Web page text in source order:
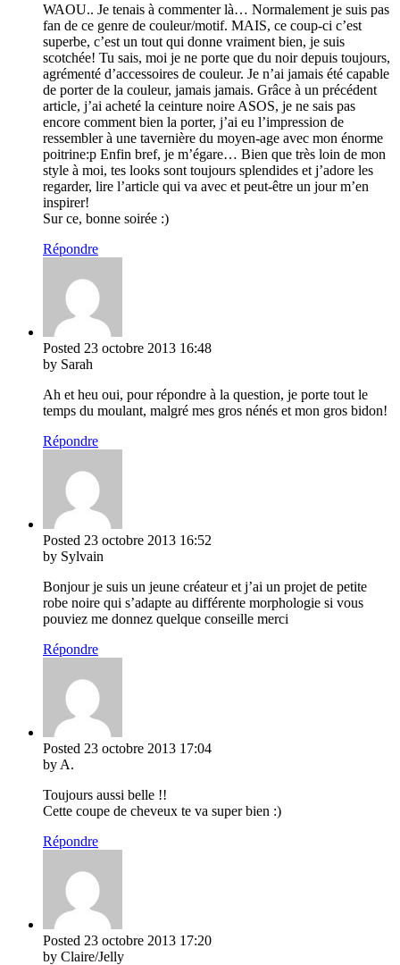
WAOU.. Je tenais à commenter là… Normalement je suis pas
fan de ce genre de couleur/motif. MAIS, ce coup-ci c’est
superbe, c’est un tout qui donne vraiment bien, je suis
scotchée! Tu sais, moi je ne porte que du noir depuis toujours,
agrémenté d’accessoires de couleur. Je n’ai jamais été capable
de porter de la couleur, jamais jamais. Grâce à un précédent
article, j’ai acheté la ceinture noire ASOS, je ne sais pas
encore comment bien la porter, j’ai eu l’impression de
ressembler à une tavernière du moyen-age avec mon énorme
poitrine:p Enfin bref, je m’égare… Bien que très loin de mon
style à moi, tes looks sont toujours splendides et j’adore les
regarder, lire l’article qui va avec et peut-être un jour m’en
inspirer!
Sur ce, bonne soirée :)
Répondre
Posted 23 octobre 2013 16:48
by Sarah
Ah et heu oui, pour répondre à la question, je porte tout le
temps du moulant, malgré mes gros nénés et mon gros bidon!
Répondre
Posted 23 octobre 2013 16:52
by Sylvain
Bonjour je suis un jeune créateur et j’ai un projet de petite
robe noire qui s’adapte au différente morphologie si vous
pouviez me donnez quelque conseille merci
Répondre
Posted 23 octobre 2013 17:04
by A.
Toujours aussi belle !!
Cette coupe de cheveux te va super bien :)
Répondre
Posted 23 octobre 2013 17:20
by Claire/Jelly